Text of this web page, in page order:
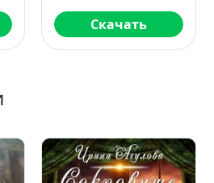
Скачать